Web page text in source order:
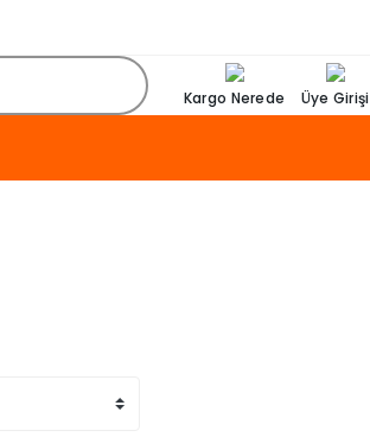
Kargo Nerede Üye Girişi